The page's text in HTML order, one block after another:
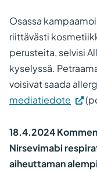
Osassa
riittävästi
perusteita, selvisi
kyselyssä.
voisivat saada
mediatiedote
18.4.2024
Nirsevimabi
aiheuttaman